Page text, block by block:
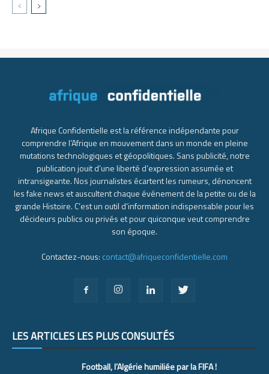
Afrique Confidentielle est la référence indépendante pour
comprendre l’Afrique en mouvement dans un monde en pleine
mutations technologiques et géopolitiques. Sans publicité, notre
publication jouit d’une liberté d’expression assumée et
intransigeante. Nos journalistes écartent les rumeurs, dénoncent
les fake news et auscultent chaque événement de la petite ou de la
grande Histoire. C’est un outil d’information indispensable pour les
décideurs publics ou privés et pour quiconque veut comprendre
son époque.
Contactez-nous: contact@afriqueconfidentielle.com
LES ARTICLES LES PLUS CONSULTÉS
Football, l’Algérie humiliée par la FIFA !